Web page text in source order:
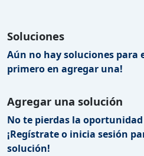
Soluciones
Aún no hay soluciones para
primero en agregar una!
Agregar una solución
No te pierdas la
¡Regístrate o inicia sesión
solución!